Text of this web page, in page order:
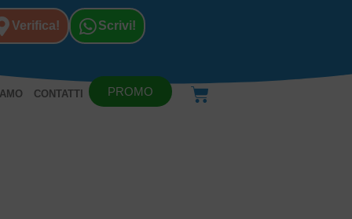
Verifica! Scrivi!
CONTATTI PROMO